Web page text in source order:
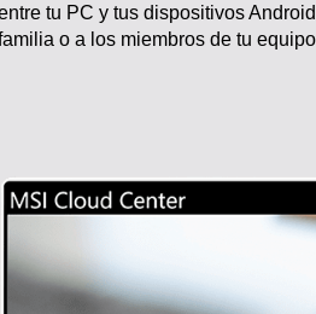
tu PC y tus dispositivos
o a los miembros de tu